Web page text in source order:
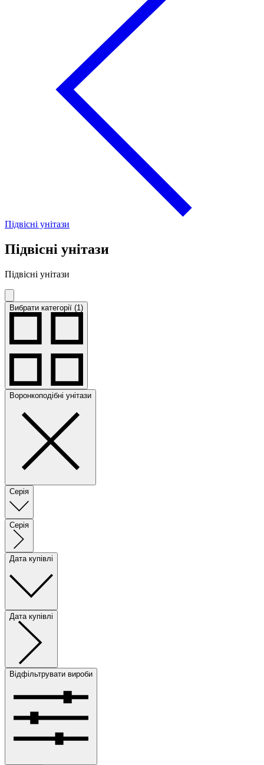
Підвісні унітази
Підвісні унітази
Підвісні унітази
Вибрати категорії (1)
Воронкоподібні унітази
Серія
Серія
Дата купівлі
Дата купівлі
Відфільтрувати вироби